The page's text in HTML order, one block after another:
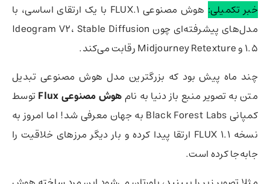
خبر تکمیلی:
هوش مصنوعی FLUX.1 با یک ارتقای اساسی، با
مدل‌های پیشرفته‌ای چون Ideogram V2، Stable Diffusion
1.5 و Midjourney Retexture رقابت می‌کند.
چند ماه پیش بود که بزرگترین مدل هوش مصنوعی تبدیل
متن به تصویر منبع باز دنیا به نامهوش مصنوعی Flux
توسط
کمپانی Black Forest Labs به جهان معرفی شد! اما امروز به
نسخه FLUX 1.1 ارتقا پیدا کرده و بار دیگر مرزهای خلاقیت را
جابه‌جا کرده است.